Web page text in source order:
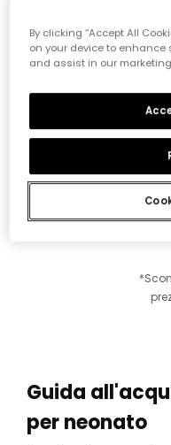
Pacco 2 bavaglini neonato in cotone stampato
5,15 €
Guida
per neonato
By clicking “Accept All
on your device to
and assist in our